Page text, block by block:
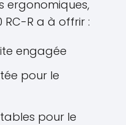
ergonomiques,
RC-R a à offrir :
engagée
pour le
pour le